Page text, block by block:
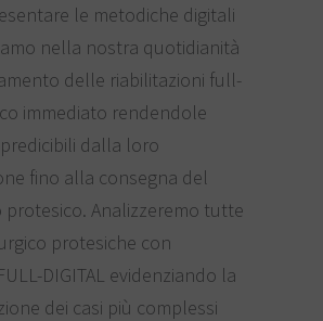
le metodiche digitali
nella nostra quotidianità
delle riabilitazioni full-
immediato rendendole
dalla loro
fino alla consegna del
Analizzeremo tutte
protesiche con
DIGITAL evidenziando la
dei casi più complessi